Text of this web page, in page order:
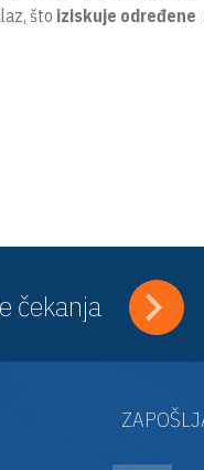
što iziskuje
čekanja